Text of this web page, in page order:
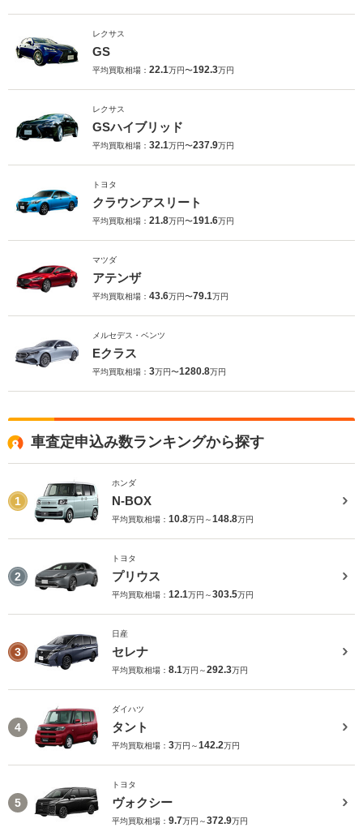
レクサス
GS
平均買取相場： 22.1万円〜192.3万円
レクサス
GSハイブリッド
平均買取相場： 32.1万円〜237.9万円
トヨタ
クラウンアスリート
平均買取相場： 21.8万円〜191.6万円
マツダ
アテンザ
平均買取相場： 43.6万円〜79.1万円
メルセデス・ベンツ
Eクラス
平均買取相場： 3万円〜1280.8万円
車査定申込み数ランキングから探す
1
ホンダ
N-BOX
平均買取相場： 10.8万円～148.8万円
2
トヨタ
プリウス
平均買取相場： 12.1万円～303.5万円
3
日産
セレナ
平均買取相場： 8.1万円～292.3万円
4
ダイハツ
タント
平均買取相場： 3万円～142.2万円
5
トヨタ
ヴォクシー
平均買取相場： 9.7万円～372.9万円